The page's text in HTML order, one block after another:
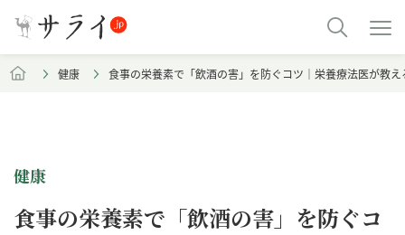
健康 食事の栄養素で「飲酒の害」を防ぐコツ｜栄養療法医が教
健康
食事の栄養素で「飲酒の害」を防ぐコ